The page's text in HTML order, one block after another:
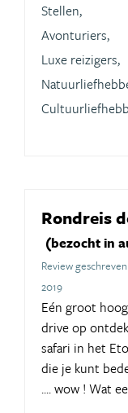
Stellen,
Avonturiers,
Luxe reizigers,
Rondreis
(bezocht in
Review
2019
Eén groot
drive op
safari in het
die je kunt
.... wow ! Wat